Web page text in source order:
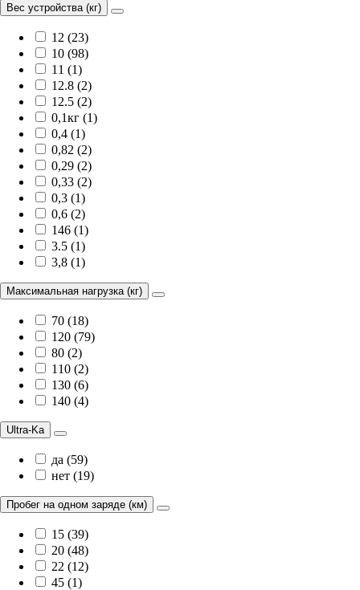
Вес устройства (кг)
12 (23)
10 (98)
11 (1)
12.8 (2)
12.5 (2)
0,1кг (1)
0,4 (1)
0,82 (2)
0,29 (2)
0,33 (2)
0,3 (1)
0,6 (2)
146 (1)
3.5 (1)
3,8 (1)
Максимальная нагрузка (кг)
70 (18)
120 (79)
80 (2)
110 (2)
130 (6)
140 (4)
Ultra-Ka
да (59)
нет (19)
Пробег на одном заряде (км)
15 (39)
20 (48)
22 (12)
45 (1)